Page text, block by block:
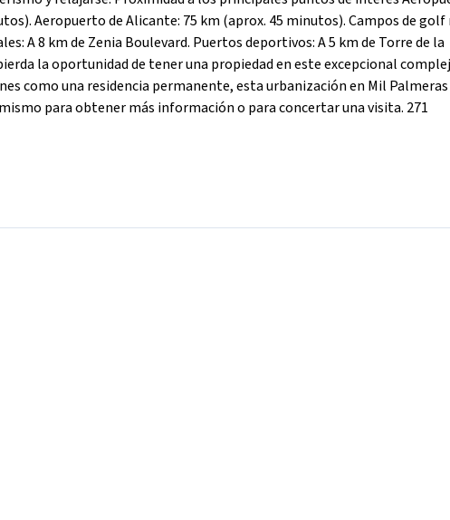
Aeropuerto de Alicante: 75 km (aprox. 45 minutos). Campos de golf
A 8 km de Zenia Boulevard. Puertos deportivos: A 5 km de Torre de la
la oportunidad de tener una propiedad en este excepcional
como una residencia permanente, esta urbanización en Mil
para obtener más información o para concertar una visita. 271